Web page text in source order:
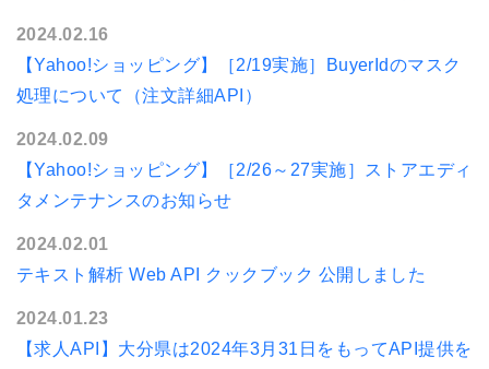
2024.02.16
【Yahoo!ショッピング】［2/19実施］BuyerIdのマスク
処理について（注文詳細API）
2024.02.09
【Yahoo!ショッピング】［2/26～27実施］ストアエディ
タメンテナンスのお知らせ
2024.02.01
テキスト解析 Web API クックブック 公開しました
2024.01.23
【求人API】大分県は2024年3月31日をもってAPI提供を